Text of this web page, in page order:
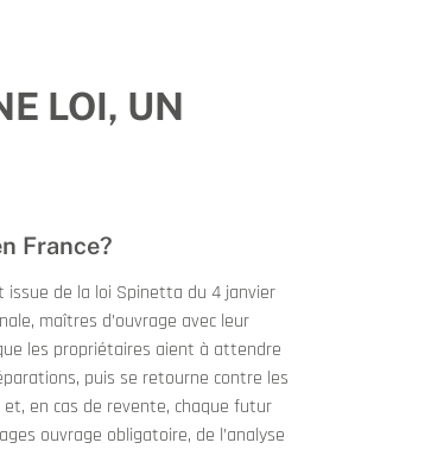
LOI, UN
France?
issue de la loi Spinetta du 4 janvier
maîtres d’ouvrage avec leur
les propriétaires aient à attendre
puis se retourne contre les
en cas de revente, chaque futur
ouvrage obligatoire, de l’analyse